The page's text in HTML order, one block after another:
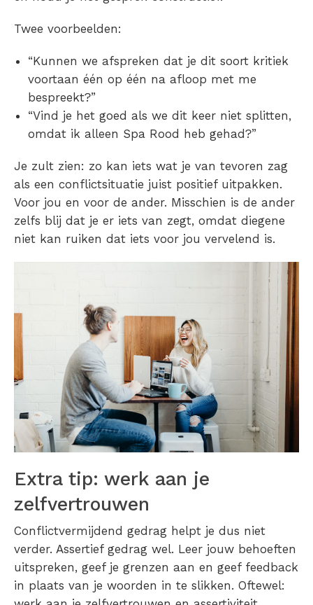
Twee voorbeelden:
“Kunnen we afspreken dat je dit soort kritiek
voortaan één op één na afloop met me
bespreekt?”
“Vind je het goed als we dit keer niet splitten,
omdat ik alleen Spa Rood heb gehad?”
Je zult zien: zo kan iets wat je van tevoren zag
als een conflictsituatie juist positief uitpakken.
Voor jou en voor de ander. Misschien is de ander
zelfs blij dat je er iets van zegt, omdat diegene
niet kan ruiken dat iets voor jou vervelend is.
Extra tip: werk aan je
zelfvertrouwen
Conflictvermijdend gedrag helpt je dus niet
verder. Assertief gedrag wel. Leer jouw behoeften
uitspreken, geef je grenzen aan en geef feedback
in plaats van je woorden in te slikken. Oftewel: